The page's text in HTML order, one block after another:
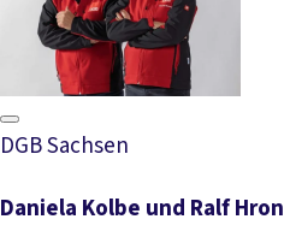
DGB Sachsen
Daniela Kolbe und Ralf Hron